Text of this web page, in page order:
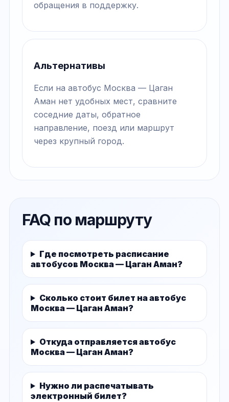
обращения в поддержку.
Альтернативы
Если на автобус Москва — Цаган
Аман нет удобных мест, сравните
соседние даты, обратное
направление, поезд или маршрут
через крупный город.
FAQ по маршруту
Где посмотреть расписание
автобусов Москва — Цаган Аман?
Сколько стоит билет на автобус
Москва — Цаган Аман?
Откуда отправляется автобус
Москва — Цаган Аман?
Нужно ли распечатывать
электронный билет?